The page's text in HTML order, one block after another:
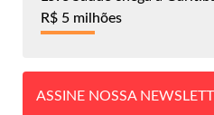
R$ 5 milhões
ASSINE NOSSA